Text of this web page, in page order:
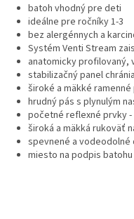
batoh vhodný pre deti
ideálne pre ročníky 1-3
bez alergénnych a
Systém Venti Stream
anatomicky profilovaný,
stabilizačný panel
široké a mäkké
hrudný pás s plynulým
početné reflexné prvky
široká a mäkká rukoväť
spevnené a vodeodolné
miesto na podpis batohu